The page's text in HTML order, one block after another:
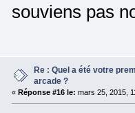
souviens pas
Re : Quel a été votre
arcade ?
« Réponse #16 le: mars 25, 2015,